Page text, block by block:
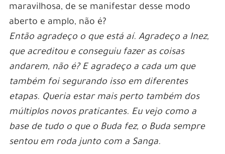
maravilhosa, de se manifestar desse modo
aberto e amplo, não é?
Então agradeço o que está aí. Agradeço a Inez,
que acreditou e conseguiu fazer as coisas
andarem, não é? E agradeço a cada um que
também foi segurando isso em diferentes
etapas. Queria estar mais perto também dos
múltiplos novos praticantes. Eu vejo como a
base de tudo o que o Buda fez, o Buda sempre
sentou em roda junto com a Sanga.